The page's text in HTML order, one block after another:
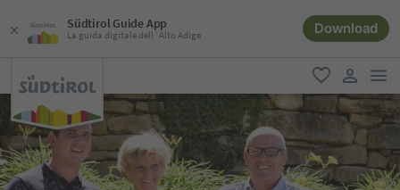
Südtirol Guide App
La guida digitale dell´Alto Adige Download
favoriti
user link